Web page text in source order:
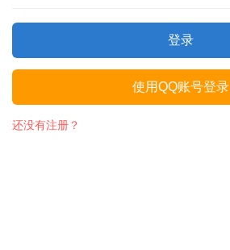
登录
使用QQ账号登录
还没有注册？